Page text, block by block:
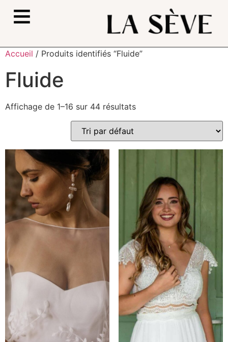
≡
Accueil / Produits identifiés “Fluide”
Fluide
Affichage de 1–16 sur 44 résultats